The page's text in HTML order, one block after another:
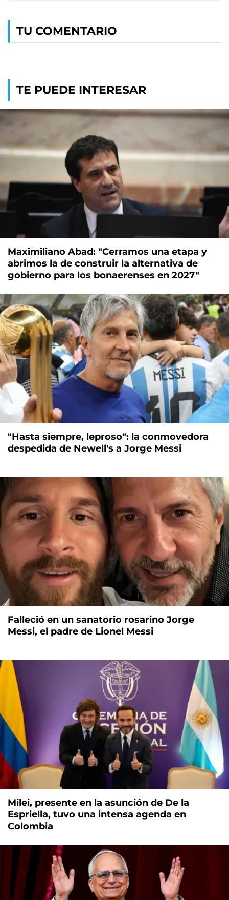
TU COMENTARIO
TE PUEDE INTERESAR
Maximiliano Abad: "Cerramos una etapa y
abrimos la de construir la alternativa de
gobierno para los bonaerenses en 2027"
"Hasta siempre, leproso": la conmovedora
despedida de Newell's a Jorge Messi
Falleció en un sanatorio rosarino Jorge
Messi, el padre de Lionel Messi
Milei, presente en la asunción de De la
Espriella, tuvo una intensa agenda en
Colombia